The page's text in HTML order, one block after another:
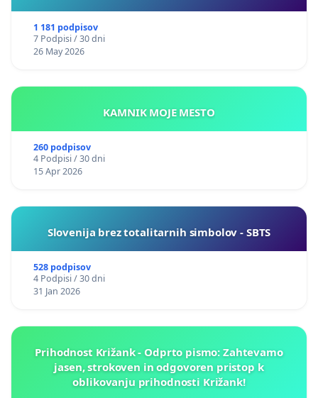
1 181 podpisov
7 Podpisi / 30 dni
26 May 2026
KAMNIK MOJE MESTO
260 podpisov
4 Podpisi / 30 dni
15 Apr 2026
Slovenija brez totalitarnih simbolov - SBTS
528 podpisov
4 Podpisi / 30 dni
31 Jan 2026
Prihodnost Križank - Odprto pismo: Zahtevamo
jasen, strokoven in odgovoren pristop k
oblikovanju prihodnosti Križank!